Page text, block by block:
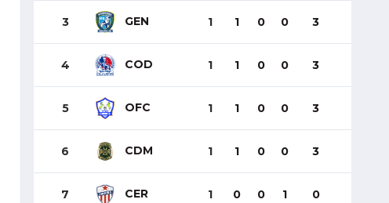
3 GEN 1 1 0 0 3
4 COD 1 1 0 0 3
5 OFC 1 1 0 0 3
6 CDM 1 1 0 0 3
7 CER 1 0 0 1 0